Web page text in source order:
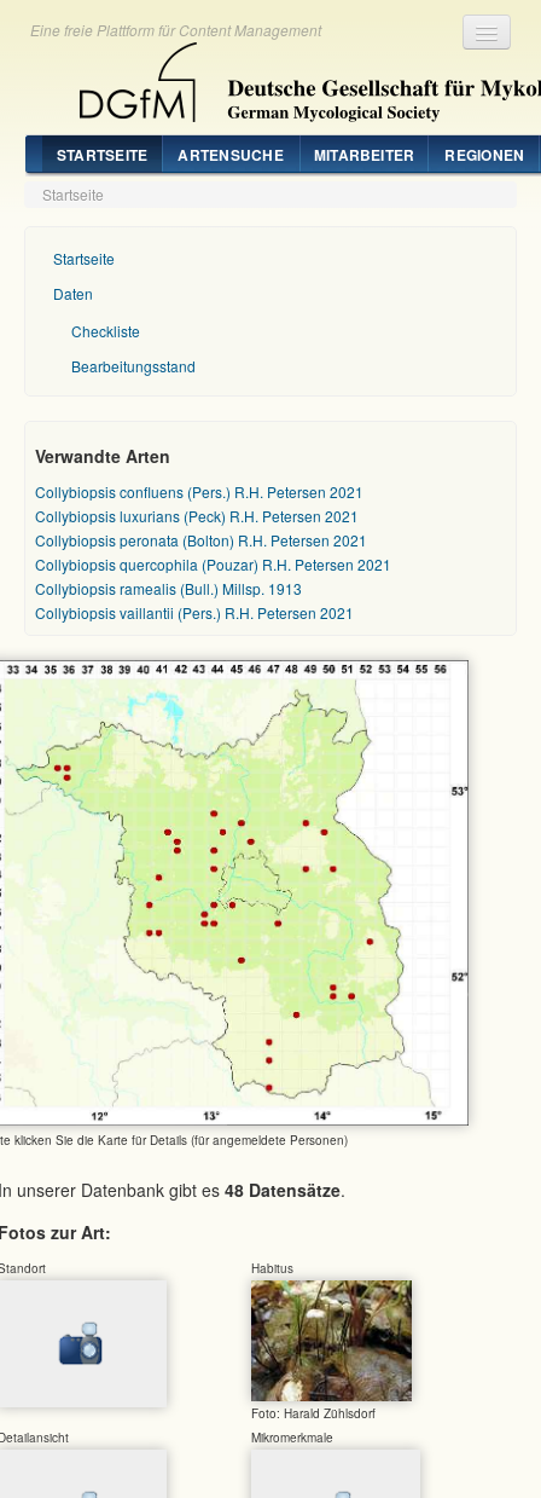
Eine freie Plattform für Content Management
STARTSEITE ARTENSUCHE MITARBEITER REGIONEN
Startseite
Startseite
Daten
Checkliste
Bearbeitungsstand
Verwandte Arten
Collybiopsis confluens (Pers.) R.H. Petersen 2021
Collybiopsis luxurians (Peck) R.H. Petersen 2021
Collybiopsis peronata (Bolton) R.H. Petersen 2021
Collybiopsis quercophila (Pouzar) R.H. Petersen 2021
Collybiopsis ramealis (Bull.) Millsp. 1913
Collybiopsis vaillantii (Pers.) R.H. Petersen 2021
klicken Sie die Karte für Details (für angemeldete Personen)
unserer Datenbank gibt es 48 Datensätze.
zur Art:
Habitus
Foto: Harald Zühlsdorf
Mikromerkmale